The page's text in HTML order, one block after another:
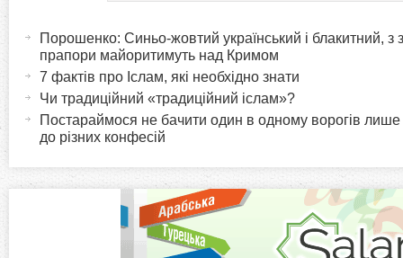
z в
Порошенко: Синьо-жовтий український і блакитний, з
прапори майоритимуть над Кримом
7 фактів про Іслам, які необхідно знати
Чи традиційний «традиційний іслам»?
Постараймося не бачити один в одному ворогів лише
до різних конфесій